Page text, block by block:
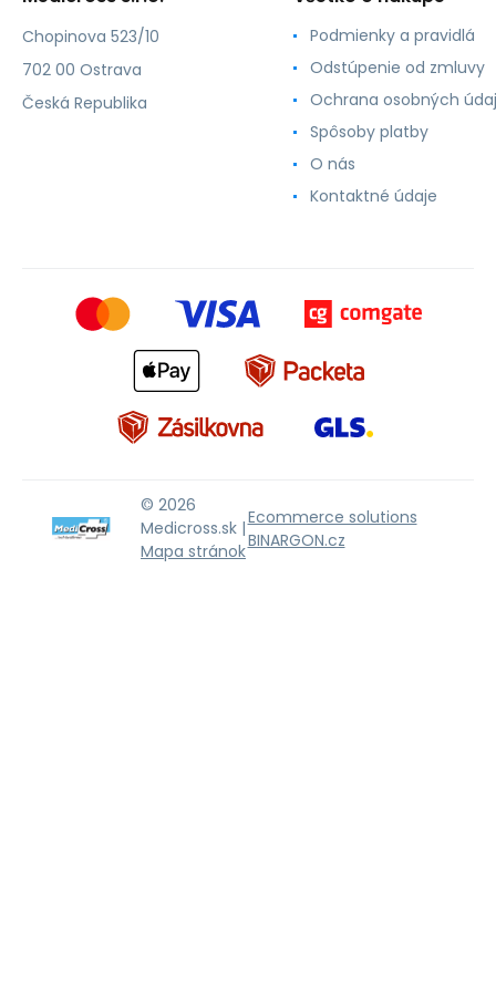
Chopinova 523/10
702 00 Ostrava
Česká Republika
Podmienky a pravidlá
Odstúpenie od zmluvy
Ochrana osobných
Spôsoby platby
O nás
Kontaktné údaje
© 2026
Medicross.sk |
Mapa stránok
Ecommerce solutions
BINARGON.cz